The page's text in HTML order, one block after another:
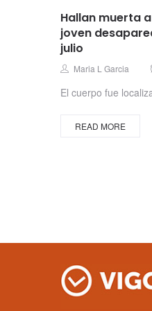
Hallan muerta
joven
julio
Author
Maria L Garcia
El cuerpo fue
READ MORE